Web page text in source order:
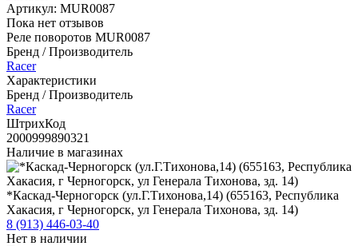
Артикул: MUR0087
Пока нет отзывов
Реле поворотов MUR0087
Бренд / Производитель
Racer
Характеристики
Бренд / Производитель
Racer
ШтрихКод
2000999890321
Наличие в магазинах
*Каскад-Черногорск (ул.Г.Тихонова,14) (655163, Республика
Хакасия, г Черногорск, ул Генерала Тихонова, зд. 14)
8 (913) 446-03-40
Нет в наличии